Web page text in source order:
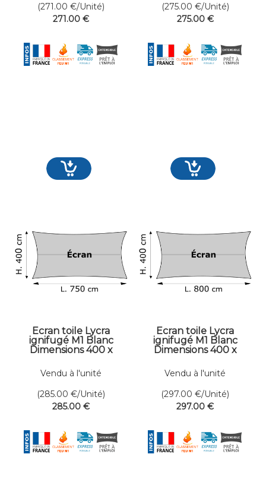
(271.00 €/Unité)
271.00 €
(275.00 €/Unité)
275.00 €
Ecran toile Lycra
ignifugé M1 Blanc
Dimensions 400 x
Vendu à l'unité
(285.00 €/Unité)
285.00 €
Ecran toile Lycra
ignifugé M1 Blanc
Dimensions 400 x
Vendu à l'unité
(297.00 €/Unité)
297.00 €